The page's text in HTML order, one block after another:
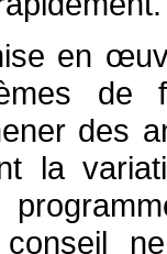
en
de
des
la
conseil